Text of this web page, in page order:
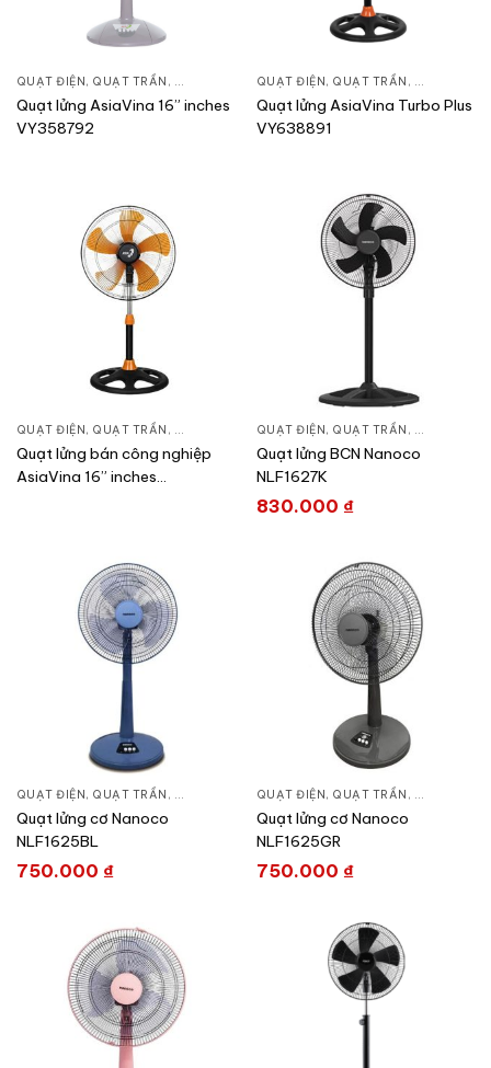
QUẠT ĐIỆN, QUẠT TRẦN , QUẠT ĐỨNG
Quạt lửng AsiaVina 16” inches
VY358792
QUẠT ĐIỆN, QUẠT TRẦN , QUẠT
Quạt lửng AsiaVina Turbo Plus
VY638891
QUẠT ĐIỆN, QUẠT TRẦN , QUẠT ĐỨNG
Quạt lửng bán công nghiệp
AsiaVina 16” inches
QUẠT ĐIỆN, QUẠT TRẦN , QUẠT
Quạt lửng BCN Nanoco
NLF1627K
830.000 ₫
QUẠT ĐIỆN, QUẠT TRẦN , QUẠT ĐỨNG
Quạt lửng cơ Nanoco
NLF1625BL
750.000 ₫
QUẠT ĐIỆN, QUẠT TRẦN , QUẠT
Quạt lửng cơ Nanoco
NLF1625GR
750.000 ₫